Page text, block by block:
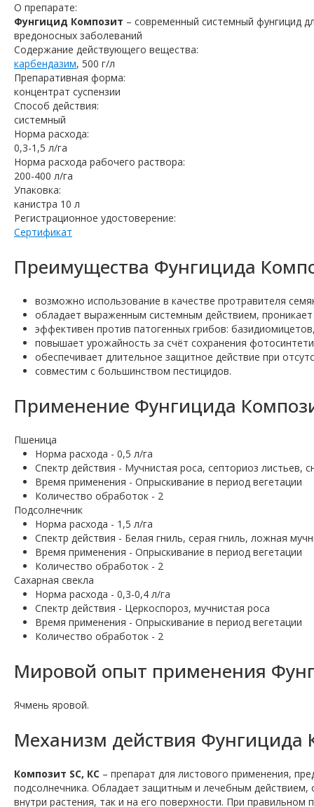
О препарате:
Фунгицид Композит – современный системный фунгицид
вредоносных заболеваний
Содержание действующего вещества:
карбендазим, 500 г/л
Препаративная форма:
концентрат суспензии
Способ действия:
системный
Норма расхода:
0,3-1,5 л/га
Норма расхода рабочего раствора:
200-400 л/га
Упаковка:
канистра 10 л
Регистрационное удостоверение:
Сертификат
Преимущества Фунгицида
возможно использование в качестве протравителя
обладает выраженным системным действием, проникает
эффективен против патогенных грибов:
повышает урожайность за счёт сохранения
обеспечивает длительное защитное действие при
совместим с большинством пестицидов.
Применение Фунгицида
Пшеница
Норма расхода - 0,5 л/га
Спектр действия - Мучнистая роса, септориоз листьев,
Время применения - Опрыскивание в период вегетации
Количество обработок - 2
Подсолнечник
Норма расхода - 1,5 л/га
Спектр действия - Белая гниль, серая гниль, ложная
Время применения - Опрыскивание в период вегетации
Количество обработок - 2
Сахарная свекла
Норма расхода - 0,3-0,4 л/га
Спектр действия - Церкоспороз, мучнистая роса
Время применения - Опрыскивание в период вегетации
Количество обработок - 2
Мировой опыт применения
Ячмень яровой.
Механизм действия Фунгицида
Композит SC, КС – препарат для листового применения,
подсолнечника. Обладает защитным и лечебным действием,
внутри растения, так и на его поверхности. При правильном